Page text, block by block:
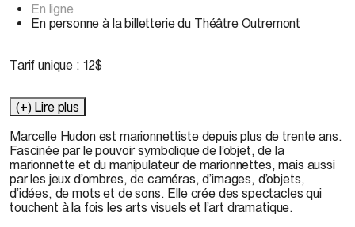
En ligne
En personne à la billetterie du Théâtre Outremont
Tarif unique : 12$
(+) Lire plus
Marcelle Hudon est marionnettiste depuis plus de trente ans.
Fascinée par le pouvoir symbolique de l’objet, de la
marionnette et du manipulateur de marionnettes, mais aussi
par les jeux d’ombres, de caméras, d’images, d’objets,
d’idées, de mots et de sons. Elle crée des spectacles qui
touchent à la fois les arts visuels et l’art dramatique.